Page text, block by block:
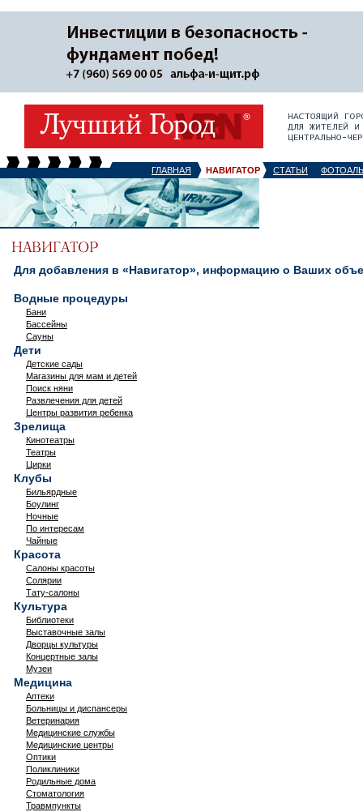
ГЛАВНАЯ НАВИГАТОР СТАТЬИ
Для добавления в «Навигатор», информацию о Ваших
Водные процедуры
Бани
Бассейны
Сауны
Дети
Детские сады
Магазины для мам и детей
Поиск няни
Развлечения для детей
Центры развития ребенка
Зрелища
Кинотеатры
Театры
Цирки
Клубы
Бильярдные
Боулинг
Ночные
По интересам
Чайные
Красота
Салоны красоты
Солярии
Тату-салоны
Культура
Библиотеки
Выставочные залы
Дворцы культуры
Концертные залы
Музеи
Медицина
Аптеки
Больницы и диспансеры
Ветеринария
Медицинские службы
Медицинские центры
Оптики
Поликлиники
Родильные дома
Стоматология
Травмпункты